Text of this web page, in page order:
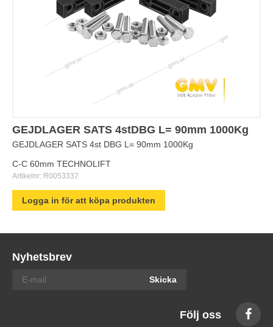
GEJDLAGER SATS 4stDBG L= 90mm 1000Kg
GEJDLAGER SATS 4st DBG L= 90mm 1000Kg
C-C 60mm TECHNOLIFT
Artikelnr: R0053337
Logga in för att köpa produkten
Nyhetsbrev
Skicka
Följ oss